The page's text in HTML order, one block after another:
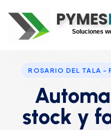
PYMES
Soluciones
ROSARIO DEL TALA -
stock y